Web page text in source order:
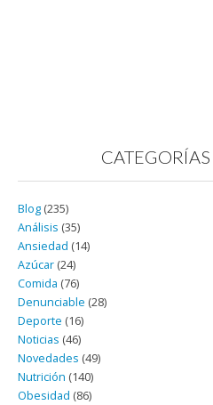
Blog (235)
Análisis (35)
Ansiedad (14)
Azúcar (24)
Comida (76)
Denunciable (28)
Deporte (16)
Noticias (46)
Novedades (49)
Nutrición (140)
Obesidad (86)